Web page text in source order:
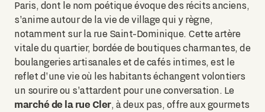
Paris, dont le nom poétique évoque des récits anciens,
s'anime autour de la vie de village qui y règne,
notamment sur la rue Saint-Dominique. Cette artère
vitale du quartier, bordée de boutiques charmantes, de
boulangeries artisanales et de cafés intimes, est le
reflet d'une vie où les habitants échangent volontiers
un sourire ou s'attardent pour une conversation. Le
marché de la rue Cler, à deux pas, offre aux gourmets